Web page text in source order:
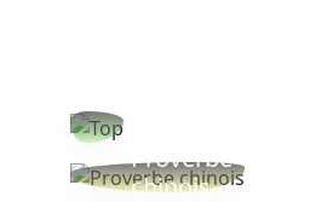
Proverbe
chinois